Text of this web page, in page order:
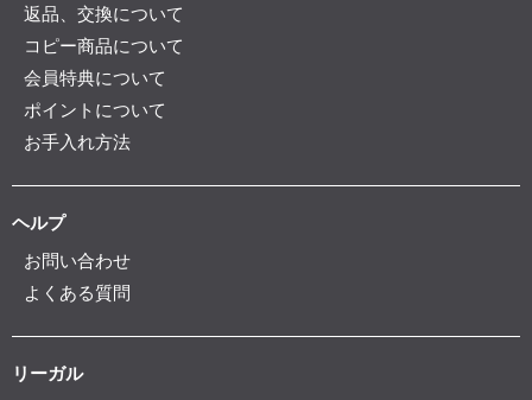
返品、交換について
コピー商品について
会員特典について
ポイントについて
お手入れ方法
ヘルプ
お問い合わせ
よくある質問
リーガル